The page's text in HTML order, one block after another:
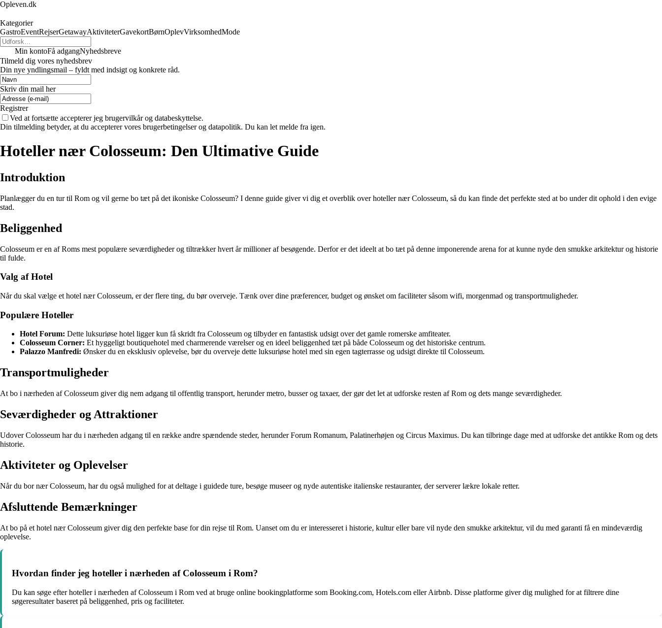
Opleven.dk
Kategorier
GastroEventRejserGetawayAktiviteterGavekortBørnOplevVirksomhedMode
Min kontoFå adgangNyhedsbreve
Tilmeld dig vores nyhedsbrev
Din nye yndlingsmail – fyldt med indsigt og konkrete råd.
Skriv din mail her
Registrer
Ved at fortsætte accepterer jeg brugervilkår og databeskyttelse.
Din tilmelding betyder, at du accepterer vores brugerbetingelser og datapolitik. Du kan let melde fra igen.
Hoteller nær Colosseum: Den Ultimative Guide
Introduktion
Planlægger du en tur til Rom og vil gerne bo tæt på det ikoniske Colosseum? I denne guide giver vi dig et overblik over hoteller nær Colosseum, så du kan finde det perfekte sted at bo under dit ophold i den evige
stad.
Beliggenhed
Colosseum er en af Roms mest populære seværdigheder og tiltrækker hvert år millioner af besøgende. Derfor er det ideelt at bo tæt på denne imponerende arena for at kunne nyde den smukke arkitektur og historie
til fulde.
Valg af Hotel
Når du skal vælge et hotel nær Colosseum, er der flere ting, du bør overveje. Tænk over dine præferencer, budget og ønsket om faciliteter såsom wifi, morgenmad og transportmuligheder.
Populære Hoteller
Hotel Forum: Dette luksuriøse hotel ligger kun få skridt fra Colosseum og tilbyder en fantastisk udsigt over det gamle romerske amfiteater.
Colosseum Corner: Et hyggeligt boutiquehotel med charmerende værelser og en ideel beliggenhed tæt på både Colosseum og det historiske centrum.
Palazzo Manfredi: Ønsker du en eksklusiv oplevelse, bør du overveje dette luksuriøse hotel med sin egen tagterrasse og udsigt direkte til Colosseum.
Transportmuligheder
At bo i nærheden af Colosseum giver dig nem adgang til offentlig transport, herunder metro, busser og taxaer, der gør det let at udforske resten af Rom og dets mange seværdigheder.
Seværdigheder og Attraktioner
Udover Colosseum har du i nærheden adgang til en række andre spændende steder, herunder Forum Romanum, Palatinerhøjen og Circus Maximus. Du kan tilbringe dage med at udforske det antikke Rom og dets
historie.
Aktiviteter og Oplevelser
Når du bor nær Colosseum, har du også mulighed for at deltage i guidede ture, besøge museer og nyde autentiske italienske restauranter, der serverer lækre lokale retter.
Afsluttende Bemærkninger
At bo på et hotel nær Colosseum giver dig den perfekte base for din rejse til Rom. Uanset om du er interesseret i historie, kultur eller bare vil nyde den smukke arkitektur, vil du med garanti få en mindeværdig
oplevelse.
Hvordan finder jeg hoteller i nærheden af Colosseum i Rom?
Du kan søge efter hoteller i nærheden af Colosseum i Rom ved at bruge online bookingplatforme som Booking.com, Hotels.com eller Airbnb. Disse platforme giver dig mulighed for at filtrere dine
søgeresultater baseret på beliggenhed, pris og faciliteter.